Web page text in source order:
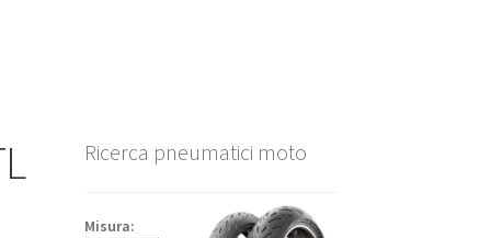
Ricerca pneumatici moto
Misura: